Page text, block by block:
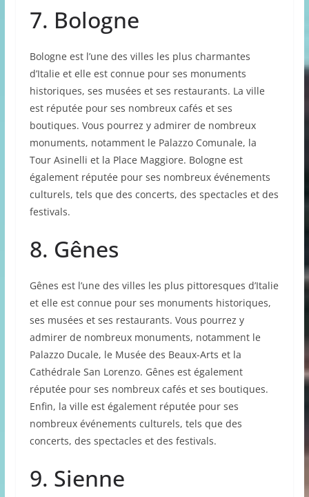
7. Bologne
Bologne est l’une des villes les plus charmantes
d’Italie et elle est connue pour ses monuments
historiques, ses musées et ses restaurants. La ville
est réputée pour ses nombreux cafés et ses
boutiques. Vous pourrez y admirer de nombreux
monuments, notamment le Palazzo Comunale, la
Tour Asinelli et la Place Maggiore. Bologne est
également réputée pour ses nombreux événements
culturels, tels que des concerts, des spectacles et des
festivals.
8. Gênes
Gênes est l’une des villes les plus pittoresques d’Italie
et elle est connue pour ses monuments historiques,
ses musées et ses restaurants. Vous pourrez y
admirer de nombreux monuments, notamment le
Palazzo Ducale, le Musée des Beaux-Arts et la
Cathédrale San Lorenzo. Gênes est également
réputée pour ses nombreux cafés et ses boutiques.
Enfin, la ville est également réputée pour ses
nombreux événements culturels, tels que des
concerts, des spectacles et des festivals.
9. Sienne